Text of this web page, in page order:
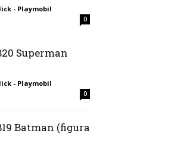
- Playmobil -
0
Superman
- Playmobil -
0
Batman (figura